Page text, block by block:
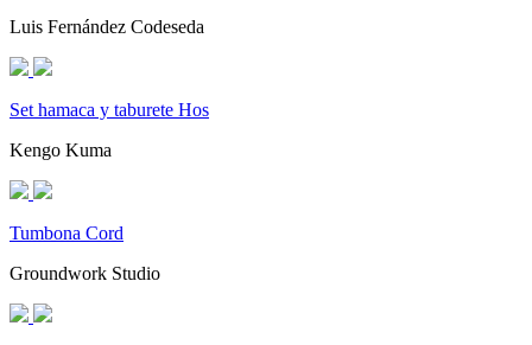
Luis Fernández Codeseda
Set hamaca y taburete Hos
Kengo Kuma
Tumbona Cord
Groundwork Studio